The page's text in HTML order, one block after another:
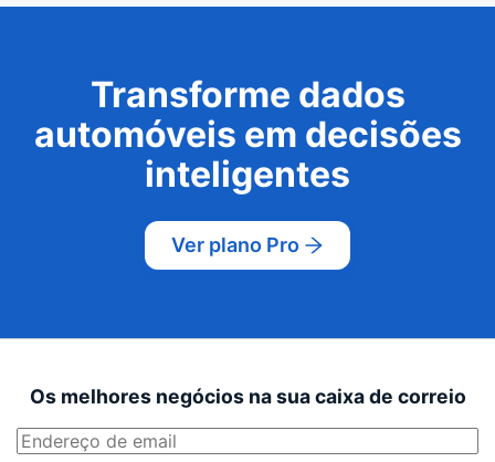
Transforme dados
automóveis em decisões
inteligentes
Ver plano Pro
Os melhores negócios na sua caixa de correio